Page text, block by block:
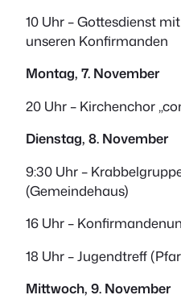
10 Uhr – Gottesdienst
unseren Konfirmanden
Montag, 7. November
20 Uhr – Kirchenchor
Dienstag, 8. November
9:30 Uhr –
(Gemeindehaus)
16 Uhr –
18 Uhr – Jugendtreff
Mittwoch, 9. November